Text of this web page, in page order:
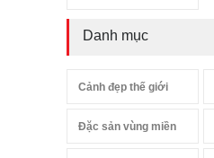
Danh mục
Cảnh đẹp thế giới
Đặc sản vùng miền